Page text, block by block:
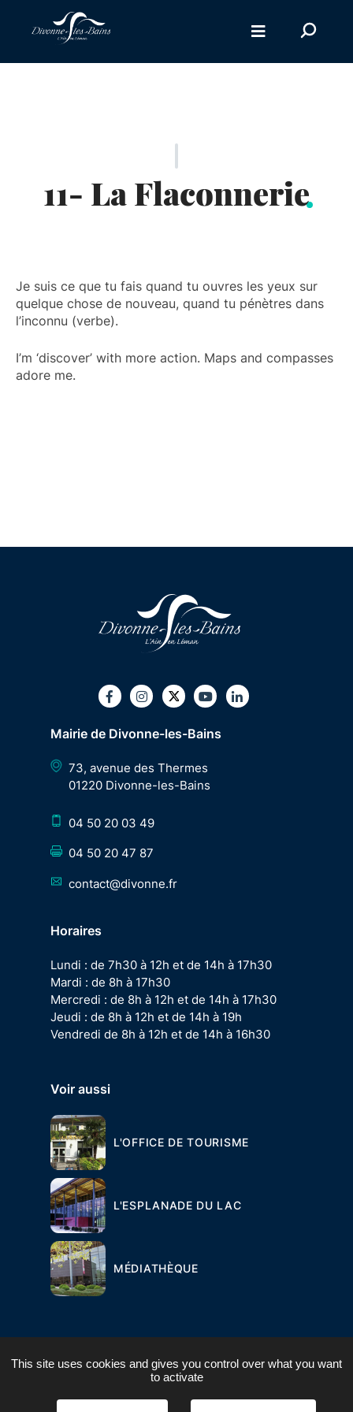
Aller à la recherche
sur
site
11- La Flaconnerie
Je suis ce que tu fais quand tu ouvres les yeux sur
quelque chose de nouveau, quand tu pénètres dans
l’inconnu (verbe).
I’m ‘discover’ with more action. Maps and compasses
adore me.
FacebookInstagram
TwitterYoutubeLinkedIn
Mairie de Divonne-les-Bains
73, avenue des Thermes
01220 Divonne-les-Bains
04 50 20 03 49
04 50 20 47 87
contact@divonne.fr
Horaires
Lundi : de 7h30 à 12h et de 14h à 17h30
Mardi : de 8h à 17h30
Mercredi : de 8h à 12h et de 14h à 17h30
Jeudi : de 8h à 12h et de 14h à 19h
Vendredi de 8h à 12h et de 14h à 16h30
Voir aussi
L'OFFICE DE TOURISME
L'ESPLANADE DU LAC
MÉDIATHÈQUE
This site uses cookies and gives you control over what you want
to activate